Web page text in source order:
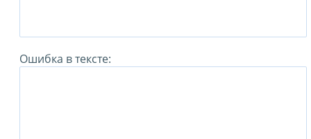
Ошибка в тексте: